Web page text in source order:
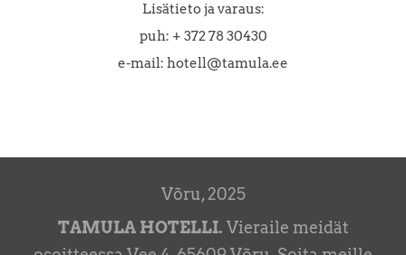
Lisätieto ja varaus:
puh: + 372 78 30430
e-mail: hotell@tamula.ee
Võru, 2025
TAMULA HOTELLI. Vieraile meidät